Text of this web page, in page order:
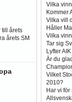
till årets
årets SM
Vilka
Kommer
Vilka vill
Håller
Vilka
Tar sig
Lyfter
Är du
Vilket
2010?
Har vi